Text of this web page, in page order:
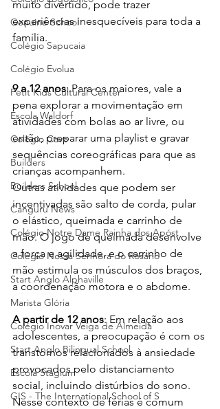
Genuine School
Colégio Sapucaia
Colégio Evolua
Petit Kids Cultural Center
Escola Waldorf
Colégio Cave
Builders
Builders School
Canguru News
Colégio Notre Dame Rainha dos Apóst
Colégio Nossa Senhora do Rosário
Start Anglo Alphaville
Marista Glória
Colégio Inovar Veiga de Almeida
Start Anglo Bilingual School
Escola Stagium
GIS - The International School of S
muito divertido, pode trazer
experiências inesquecíveis para toda a
família.
9 a 12 anos: Para os maiores, vale a
pena explorar a movimentação em
atividades com bolas ao ar livre, ou
então, preparar uma playlist e gravar
sequências coreográficas para que as
crianças acompanhem.
Outras atividades que podem ser
incentivadas são salto de corda, pular
o elástico, queimada e carrinho de
mão. O jogo de queimada desenvolve
a força e agilidade, e o carrinho de
mão estimula os músculos dos braços,
a coordenação motora e o abdome.
A partir de 12 anos: Em relação aos
adolescentes, a preocupação é com os
transtornos relacionados à ansiedade
provocados pelo distanciamento
social, incluindo distúrbios do sono.
Nesse contexto de férias é comum